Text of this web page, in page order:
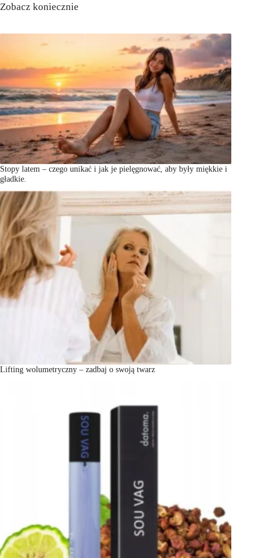
Zobacz koniecznie
Stopy latem – czego unikać i jak je pielęgnować, aby były miękkie i
gładkie.
Lifting wolumetryczny – zadbaj o swoją twarz